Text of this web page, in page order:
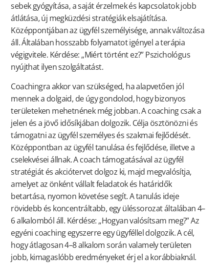
sebek gyógyítása, a saját érzelmek és kapcsolatok jobb
átlátása, új megküzdési stratégiák elsajátítása.
Középpontjában az ügyfél személyisége, annak változása
áll. Általában hosszabb folyamatot igényel a terápia
végigvitele. Kérdése: „Miért történt ez?” Pszichológus
nyújthat ilyen szolgáltatást.
Coachingra akkor van szükséged, ha alapvetően jól
mennek a dolgaid, de úgy gondolod, hogy bizonyos
területeken mehetnének még jobban. A coaching csak a
jelen és a jövő idősíkjában dolgozik. Célja ösztönözni és
támogatni az ügyfél személyes és szakmai fejlődését.
Középpontban az ügyfél tanulása és fejlődése, illetve a
cselekvései állnak. A coach támogatásával az ügyfél
stratégiát és akciótervet dolgoz ki, majd megvalósítja,
amelyet az önként vállalt feladatok és határidők
betartása, nyomon követése segít. A tanulás ideje
rövidebb és koncentráltabb, egy üléssorozat általában 4–
6 alkalomból áll. Kérdése: „Hogyan valósítsam meg?” Az
egyéni coaching egyszerre egy ügyféllel dolgozik. A cél,
hogy átlagosan 4–8 alkalom során valamely területen
jobb, kimagaslóbb eredményeket érj el a korábbiaknál.